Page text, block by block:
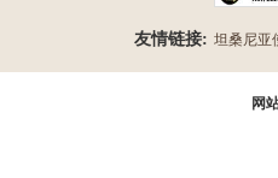
友情链接: 坦桑尼亚
网